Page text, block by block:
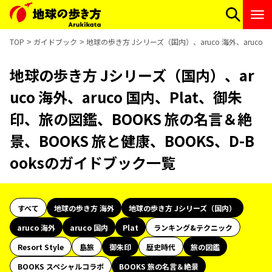
TOP ガイドブック 地球の歩き方 Jシリーズ（国内）、aruco 海外、aruco
地球の歩き方 Jシリーズ（国内）、ar
uco 海外、aruco 国内、Plat、御朱
印、旅の図鑑、BOOKS 旅の名言＆絶
景、BOOKS 旅と健康、BOOKS、D-B
ooksのガイドブック一覧
すべて 地球の歩き方 海外
地球の歩き方 Jシリーズ（国内）
aruco 海外
aruco 国内 Plat
ランキング&テクニック
Resort Style
島旅 御朱印 歴史時代
旅の図鑑
BOOKS スペシャルコラボ
BOOKS 旅の名言＆絶景